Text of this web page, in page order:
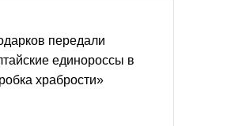
передали
единороссы в
храбрости»